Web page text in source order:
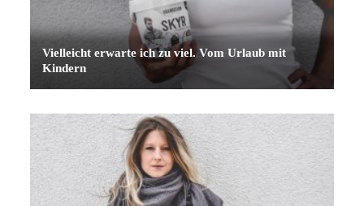
Vielleicht erwarte ich zu viel. Vom Urlaub mit
Kindern